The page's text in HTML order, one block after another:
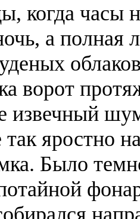
когда часы
а полная
ворот
яростно
Было